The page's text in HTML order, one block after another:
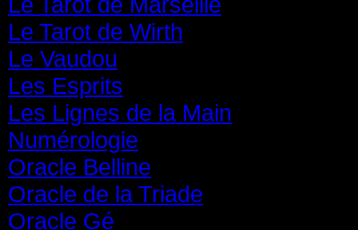
Le Tarot de Wirth
Le Vaudou
Les Esprits
Les Lignes de la Main
Numérologie
Oracle Belline
Oracle de la Triade
Oracle Gé